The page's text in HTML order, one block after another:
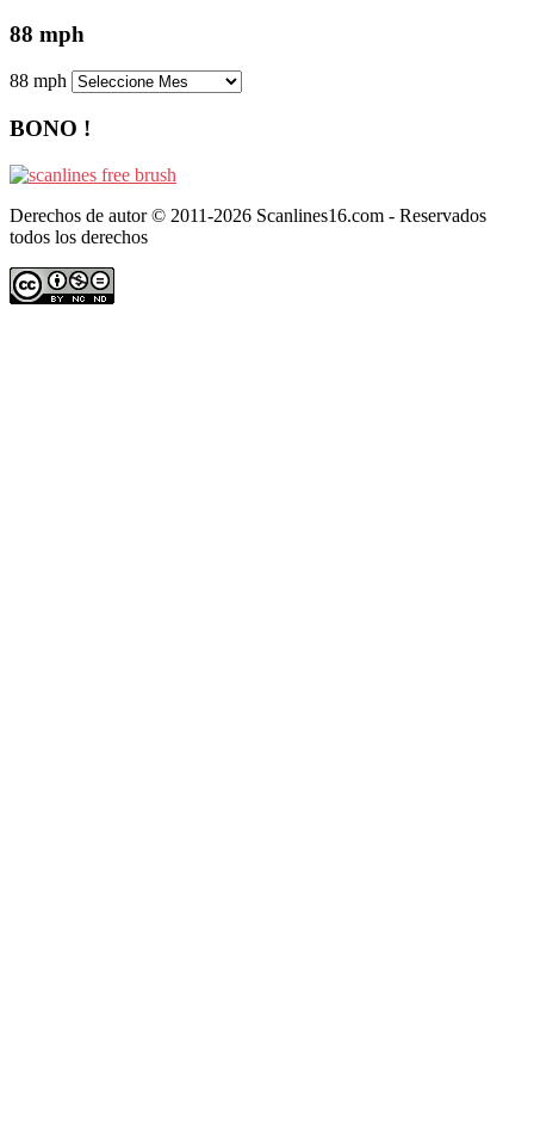
88 mph
88 mph
BONO !
Derechos de autor © 2011-2026 Scanlines16.com - Reservados
todos los derechos